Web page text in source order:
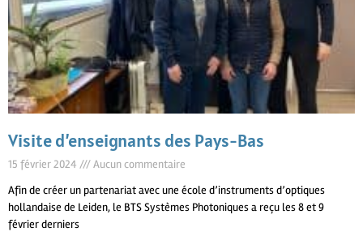
Visite d’enseignants des Pays-Bas
15 février 2024
Aucun commentaire
Afin de créer un partenariat avec une école d’instruments d’optiques
hollandaise de Leiden, le BTS Systèmes Photoniques a reçu les 8 et 9
février derniers